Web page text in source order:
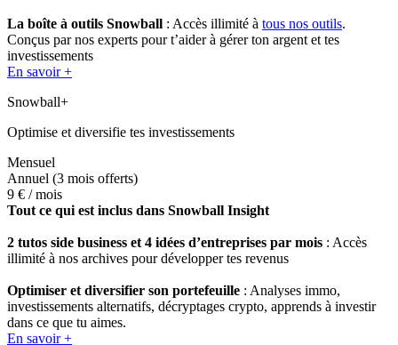
La boîte à outils Snowball : Accès illimité à tous nos outils.
Conçus par nos experts pour t’aider à gérer ton argent et tes
investissements
En savoir +
Snowball+
Optimise et diversifie tes investissements
Mensuel
Annuel (3 mois offerts)
9 € / mois
Tout ce qui est inclus dans Snowball Insight
2 tutos side business et 4 idées d’entreprises par mois : Accès
illimité à nos archives pour développer tes revenus
Optimiser et diversifier son portefeuille : Analyses immo,
investissements alternatifs, décryptages crypto, apprends à investir
dans ce que tu aimes.
En savoir +